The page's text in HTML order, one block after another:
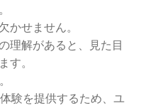
かせません。
理解があると、見た目
す。
験を提供するため、ユ